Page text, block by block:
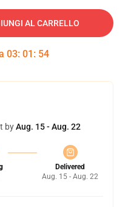
AL CARRELLO
03: 01 : 53
byAug. 15 - Aug. 22
Delivered
Aug. 15 - Aug. 22